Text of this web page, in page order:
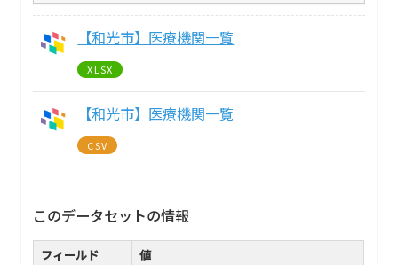
【和光市】医療機関一覧
XLSX
【和光市】医療機関一覧
CSV
このデータセットの情報
フィールド
値